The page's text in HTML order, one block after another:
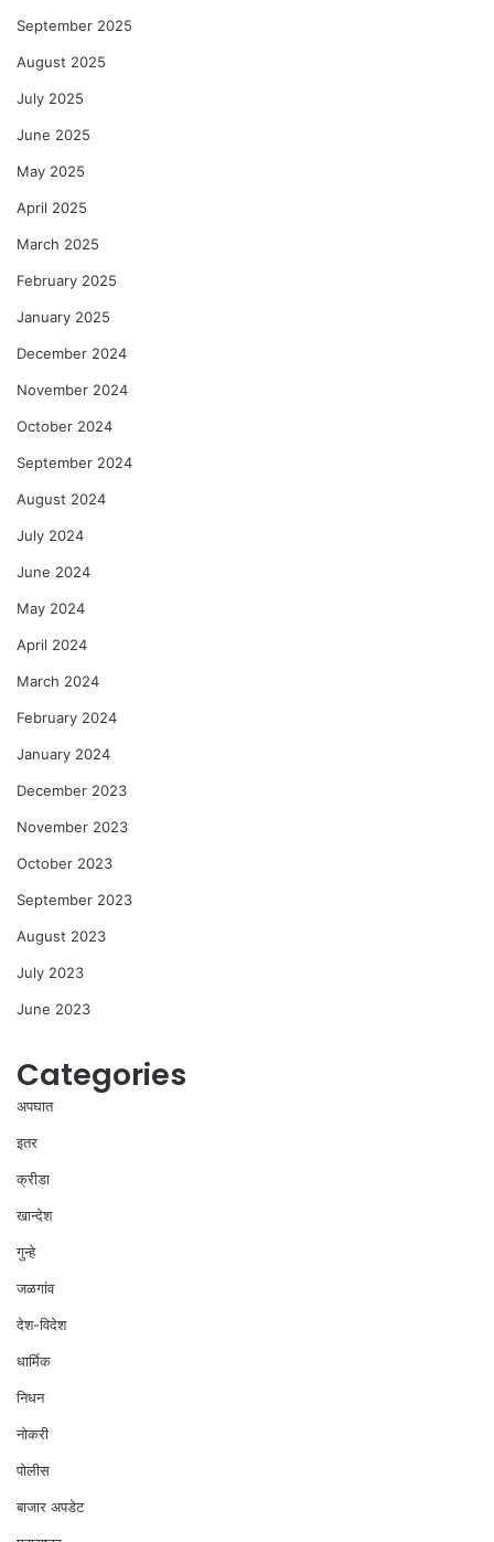
September 2025
August 2025
July 2025
June 2025
May 2025
April 2025
March 2025
February 2025
January 2025
December 2024
November 2024
October 2024
September 2024
August 2024
July 2024
June 2024
May 2024
April 2024
March 2024
February 2024
January 2024
December 2023
November 2023
October 2023
September 2023
August 2023
July 2023
June 2023
Categories
अपघात
इतर
क्रीडा
खान्देश
गुन्हे
जळगांव
देश-विदेश
धार्मिक
निधन
नोकरी
पोलीस
बाजार अपडेट